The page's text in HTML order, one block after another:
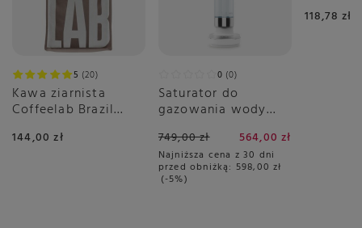
5 20
Kawa ziarnista
Coffeelab Brazil
1kg
144,00 zł
0 0
Saturator do
gazowania wody
Biały Mat
749,00 zł 564,00 zł
Najniższa cena z 30 dni
przed obniżką: 598,00 zł
-5%
118,78 zł